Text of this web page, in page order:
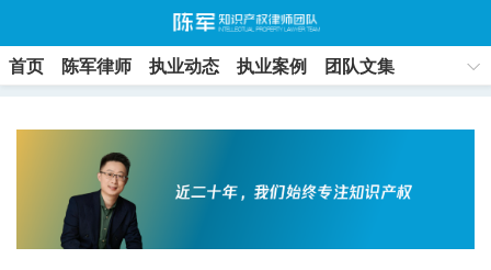
首页 陈军律师 执业动态 执业案例
团队文集